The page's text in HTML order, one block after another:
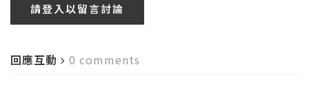
請登入以留言討論
回應互動 0 comments